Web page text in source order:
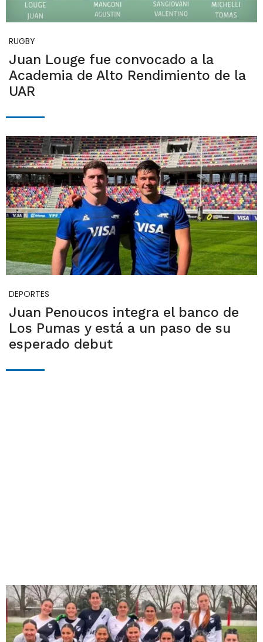
RUGBY
Juan Louge fue convocado a la
Academia de Alto Rendimiento de la
UAR
DEPORTES
Juan Penoucos integra el banco de
Los Pumas y está a un paso de su
esperado debut